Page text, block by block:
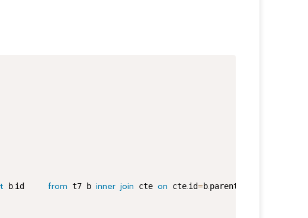
b.id from t7 b inner join cte on cte.id = b.parentNodeid